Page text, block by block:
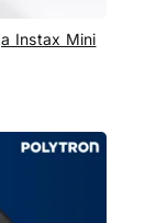
Instax Mini